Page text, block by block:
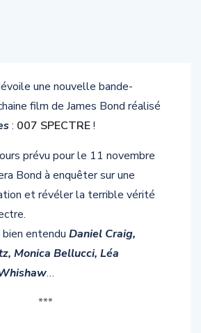
une nouvelle bande-
film de James Bond réalisé
: 007 SPECTRE!
prévu pour le 11 novembre
Bond à enquêter sur une
et révéler la terrible vérité
entendu Daniel Craig,
Monica Bellucci, Léa
…
***